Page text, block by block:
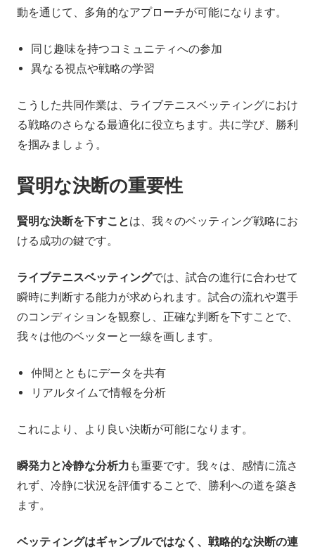
動を通じて、多角的なアプローチが可能になります。
同じ趣味を持つコミュニティへの参加
異なる視点や戦略の学習
こうした共同作業は、ライブテニスベッティングにおけ
る戦略のさらなる最適化に役立ちます。共に学び、勝利
を掴みましょう。
賢明な決断の重要性
賢明な決断を下すことは、我々のベッティング戦略にお
ける成功の鍵です。
ライブテニスベッティングでは、試合の進行に合わせて
瞬時に判断する能力が求められます。試合の流れや選手
のコンディションを観察し、正確な判断を下すことで、
我々は他のベッターと一線を画します。
仲間とともにデータを共有
リアルタイムで情報を分析
これにより、より良い決断が可能になります。
瞬発力と冷静な分析力 も重要です。我々は、感情に流さ
れず、冷静に状況を評価することで、勝利への道を築き
ます。
ベッティングはギャンブルではなく、戦略的な決断の連